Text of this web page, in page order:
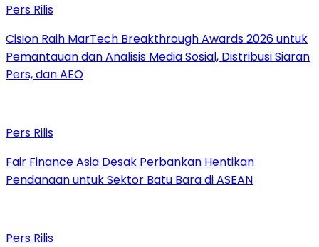
Pers Rilis
Cision Raih MarTech Breakthrough Awards 2026 untuk
Pemantauan dan Analisis Media Sosial, Distribusi Siaran
Pers, dan AEO
Pers Rilis
Fair Finance Asia Desak Perbankan Hentikan
Pendanaan untuk Sektor Batu Bara di ASEAN
Pers Rilis